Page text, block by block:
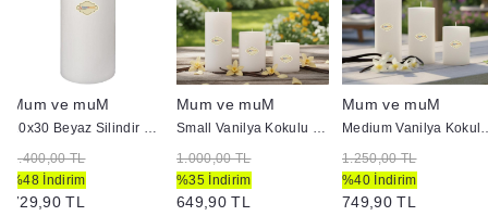
Mum ve muM
10x30 Beyaz Silindir Mum
1.400,00 TL
%48 İndirim
729,90 TL
Mum ve muM
Small Vanilya Kokulu Set Mum Çap 7 cm Beyaz
1.000,00 TL
%35 İndirim
649,90 TL
Mum ve muM
Medium Vanilya
1.250,00 TL
%40 İndirim
749,90 TL